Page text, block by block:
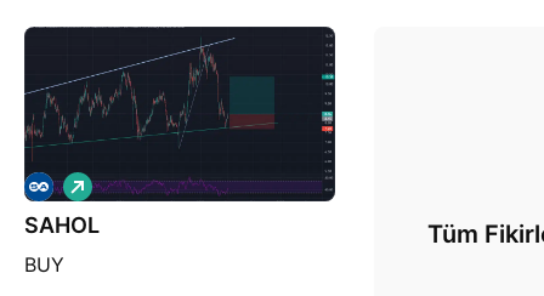
SAHOL
BUY
A
l
ı
Tüm